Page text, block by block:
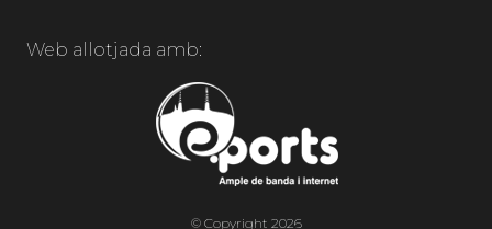
Web allotjada amb:
© Copyright 2026